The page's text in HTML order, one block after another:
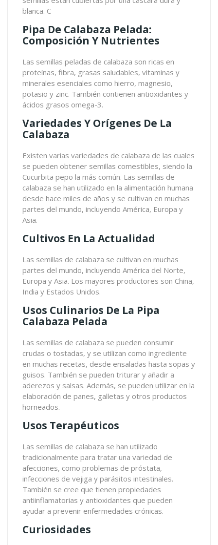
blanca. C
Pipa De Calabaza Pelada:
Composición Y Nutrientes
Las semillas peladas de calabaza son ricas en
proteínas, fibra, grasas saludables, vitaminas y
minerales esenciales como hierro, magnesio,
potasio y zinc. También contienen antioxidantes y
ácidos grasos omega-3.
Variedades Y Orígenes De La
Calabaza
Existen varias variedades de calabaza de las cuales
se pueden obtener semillas comestibles, siendo la
Cucurbita pepo la más común. Las semillas de
calabaza se han utilizado en la alimentación humana
desde hace miles de años y se cultivan en muchas
partes del mundo, incluyendo América, Europa y
Asia.
Cultivos En La Actualidad
Las semillas de calabaza se cultivan en muchas
partes del mundo, incluyendo América del Norte,
Europa y Asia. Los mayores productores son China,
India y Estados Unidos.
Usos Culinarios De La Pipa
Calabaza Pelada
Las semillas de calabaza se pueden consumir
crudas o tostadas, y se utilizan como ingrediente
en muchas recetas, desde ensaladas hasta sopas y
guisos. También se pueden triturar y añadir a
aderezos y salsas. Además, se pueden utilizar en la
elaboración de panes, galletas y otros productos
horneados.
Usos Terapéuticos
Las semillas de calabaza se han utilizado
tradicionalmente para tratar una variedad de
afecciones, como problemas de próstata,
infecciones de vejiga y parásitos intestinales.
También se cree que tienen propiedades
antiinflamatorias y antioxidantes que pueden
ayudar a prevenir enfermedades crónicas.
Curiosidades